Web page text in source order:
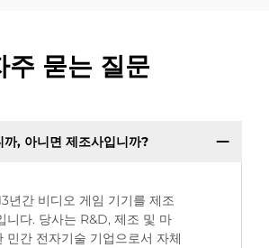
주 묻는 질문
, 아니면 제조사입니까?
년간 비디오 게임 기기를 제조
니다. 당사는 R&D, 제조 및 마
민간 전자기술 기업으로서 자체